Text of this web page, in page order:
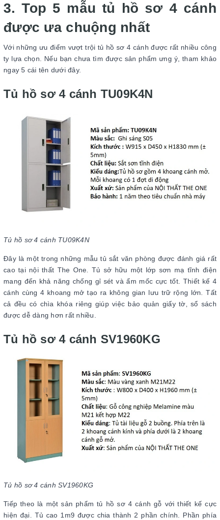
3. Top 5 mẫu tủ hồ sơ 4 cánh
được ưa chuộng nhất
Với những ưu điểm vượt trội tủ hồ sơ 4 cánh được rất nhiều công
ty lựa chọn. Nếu bạn chưa tìm được sản phẩm ưng ý, tham khảo
ngay 5 cái tên dưới đây.
Tủ hồ sơ 4 cánh TU09K4N
Tủ hồ sơ 4 cánh TU09K4N
Đây là một trong những mẫu tủ sắt văn phòng được đánh giá rất
cao tại nội thất The One. Tủ sở hữu một lớp sơn mạ tĩnh điện
mang đến khả năng chống gỉ sét và ẩm mốc cực tốt. Thiết kế 4
cánh cùng 4 khoang mở tạo ra không gian lưu trữ rộng lớn. Tất
cả đều có chìa khóa riêng giúp việc bảo quản giấy tờ, sổ sách
được dễ dàng hơn rất nhiều.
Tủ hồ sơ 4 cánh SV1960KG
Tủ hồ sơ 4 cánh SV1960KG
Tiếp theo là một sản phẩm tủ hồ sơ 4 cánh gỗ với thiết kế cực
hiện đại. Tủ cao 1m9 được chia thành 2 phần chính. Phần phía